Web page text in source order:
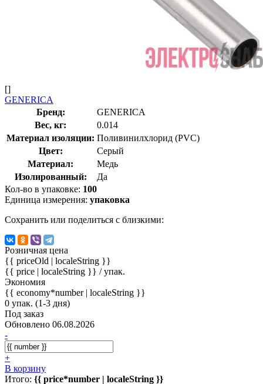
[]
GENERICA
Бренд:
GENERICA
Вес, кг:
0.014
Материал изоляции: Поливинилхлорид (PVC)
Цвет:
Серый
Материал:
Медь
Изолированный:
Да
Кол-во в упаковке: 100
Единица измерения: упаковка
Сохранить или поделиться с близкими:
Розничная цена
{{ priceOld | localeString }}
{{ price | localeString }} / упак.
Экономия
{{ economy*number | localeString }}
0 упак. (1-3 дня)
Под заказ
Обновлено 06.08.2026
-
+
В корзину
Итого: {{ price*number | localeString }}